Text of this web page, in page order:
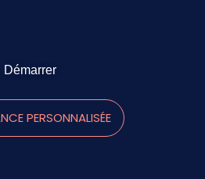
Démarrer
PERSONNALISÉE